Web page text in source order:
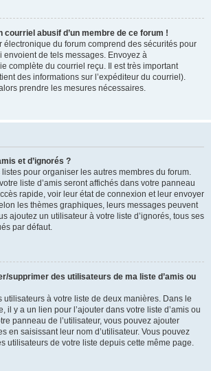
courriel abusif d’un membre de ce forum !
électronique du forum comprend des sécurités pour
envoient de tels messages. Envoyez à
complète du courriel reçu. Il est très important
des informations sur l’expéditeur du courriel).
prendre les mesures nécessaires.
et d’ignorés ?
pour organiser les autres membres du forum.
liste d’amis seront affichés dans votre panneau
rapide, voir leur état de connexion et leur envoyer
les thèmes graphiques, leurs messages peuvent
ajoutez un utilisateur à votre liste d’ignorés, tous ses
par défaut.
supprimer des utilisateurs de ma liste d’amis ou
utilisateurs à votre liste de deux manières. Dans le
il y a un lien pour l’ajouter dans votre liste d’amis ou
panneau de l’utilisateur, vous pouvez ajouter
en saisissant leur nom d’utilisateur. Vous pouvez
utilisateurs de votre liste depuis cette même page.